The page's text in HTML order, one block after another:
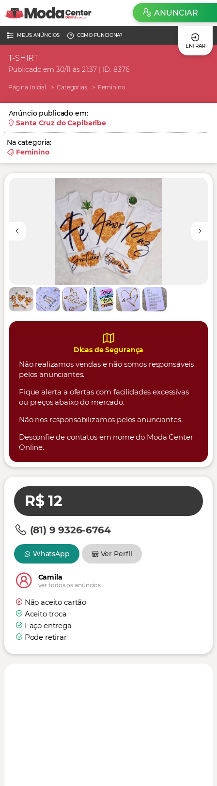
MEUS ANÚNCIOS
COMO FUNCIONA?
ENTRAR
ANUNCIAR
T-SHIRT
Publicado em 30/11 às 21:37 | ID. 8376
Página Inicial Categorias Feminino
Anúncio publicado em:
Santa Cruz do Capibaribe
Na categoria:
Feminino
Dicas de Segurança
Não realizamos vendas e não somos responsáveis
pelos anunciantes.
Fique alerta a ofertas com facilidades excessivas
ou preços abaixo do mercado.
Não nos responsabilizamos pelos anunciantes.
Desconfie de contatos em nome do Moda Center
Online.
R$ 12
(81) 9 9326-6764
WhatsApp Ver Perfil
Camila
ver todos os anúncios
Não aceito cartão
Aceito troca
Faço entrega
Pode retirar